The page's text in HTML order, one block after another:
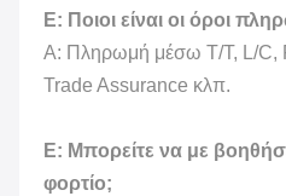
Ε: Ποιοι είναι οι όροι
Α: Πληρωμή μέσω T/T, L/C,
Trade Assurance κλπ.
Ε: Μπορείτε να με
φορτίο;